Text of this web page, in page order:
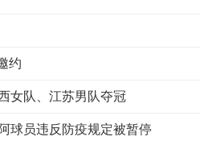
约
女队、江苏男队夺冠
球员违反防疫规定被暂停